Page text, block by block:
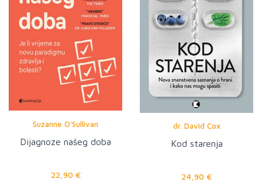
Suzanne O'Sullivan
Dijagnoze našeg doba
22,90 €
dr. David Cox
Kod starenja
24,90 €